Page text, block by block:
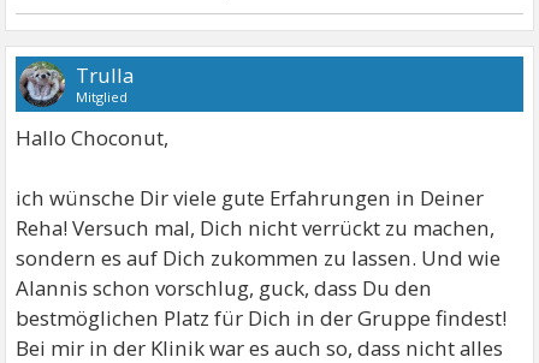
Trulla
Mitglied
Hallo Choconut,
ich wünsche Dir viele gute Erfahrungen in Deiner
Reha! Versuch mal, Dich nicht verrückt zu machen,
sondern es auf Dich zukommen zu lassen. Und wie
Alannis schon vorschlug, guck, dass Du den
bestmöglichen Platz für Dich in der Gruppe findest!
Bei mir in der Klinik war es auch so, dass nicht alles